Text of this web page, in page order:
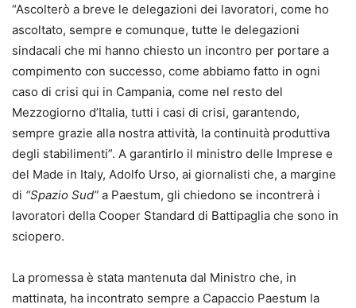
“Ascolterò a breve le delegazioni dei lavoratori, come ho
ascoltato, sempre e comunque, tutte le delegazioni
sindacali che mi hanno chiesto un incontro per portare a
compimento con successo, come abbiamo fatto in ogni
caso di crisi qui in Campania, come nel resto del
Mezzogiorno d’Italia, tutti i casi di crisi, garantendo,
sempre grazie alla nostra attività, la continuità produttiva
degli stabilimenti”. A garantirlo il ministro delle Imprese e
del Made in Italy, Adolfo Urso, ai giornalisti che, a margine
di “Spazio Sud” a Paestum, gli chiedono se incontrerà i
lavoratori della Cooper Standard di Battipaglia che sono in
sciopero.
La promessa è stata mantenuta dal Ministro che, in
mattinata, ha incontrato sempre a Capaccio Paestum la